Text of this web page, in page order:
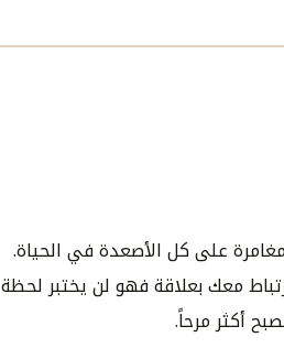
على كل الأصعدة في الحياة.
معك بعلاقة فهو لن يختبر لحظة
أكثر مرحاً.